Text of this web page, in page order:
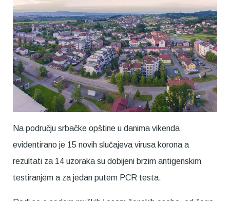
Na području srbačke opštine u danima vikenda
evidentirano je 15 novih slučajeva virusa korona a
rezultati za 14 uzoraka su dobijeni brzim antigenskim
testiranjem a za jedan putem PCR testa.